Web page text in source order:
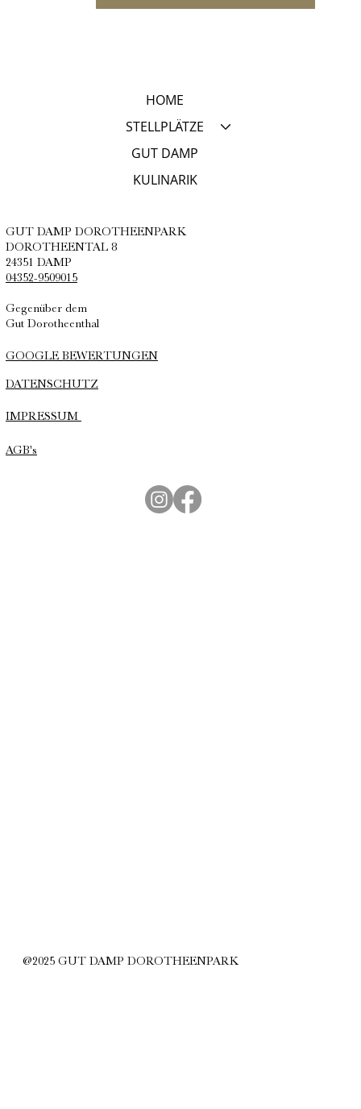
HOME
STELLPLÄTZE
GUT DAMP
KULINARIK
GUT DAMP DOROTHEENPARK
DOROTHEENTAL 8
24351 DAMP
04352-9509015
Gegenüber dem
Gut Dorotheenthal
GOOGLE BEWERTUNGEN
DATENSCHUTZ
IMPRESSUM
AGB's
@2025 GUT DAMP DOROTHEENPARK